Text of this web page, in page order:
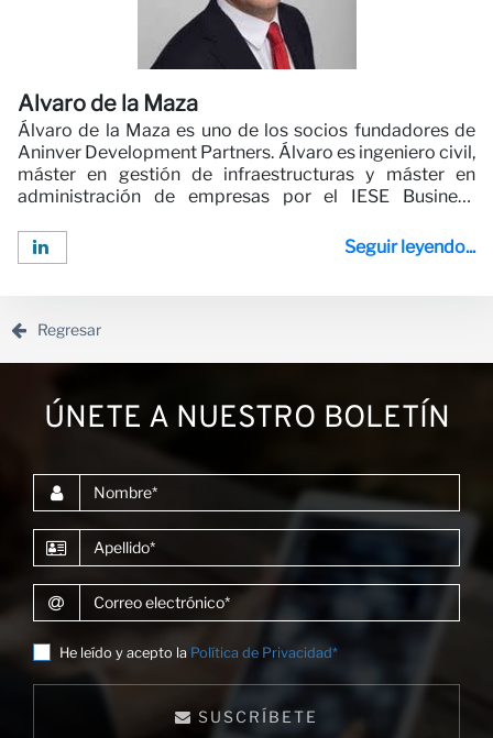
Alvaro de la Maza
Álvaro de la Maza es uno de los socios fundadores de
Aninver Development Partners. Álvaro es ingeniero civil,
máster en gestión de infraestructuras y máster en
administración de empresas por el IESE Business
infraestructuras y asociaciones público-privadas.
Álvaro ha trabajado y dirigido múltiples proyectos de
le gusta crear productos digitales...
Seguir leyendo...
Regresar
ÚNETE A NUESTRO BOLETÍN
Nombre
Apellido
Correo electrónico
He leído y acepto la Política de Privacidad*
SUSCRÍBETE